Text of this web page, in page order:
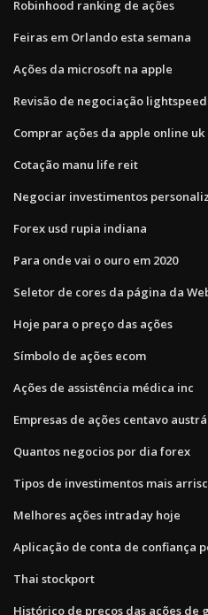
Robinhood ranking de ações
Feiras em Orlando esta semana
Ações da microsoft na apple
Revisão de negociação lightspeed
Comprar ações da apple online uk
Cotação manu life reit
Negociar investimentos
Forex usd rupia indiana
Para onde vai o ouro em 2020
Seletor de cores da página da
Hoje para o preço das ações
Símbolo de ações ecom
Ações de assistência médica inc
Empresas de ações centavo
Quantos negocios por dia forex
Tipos de investimentos mais
Melhores ações intraday hoje
Aplicação de conta de confiança
Thai stockport
Histórico de preços das ações de